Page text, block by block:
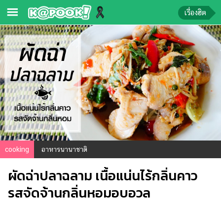
ข่าว-
ความ
รู้
ข่าว
ข่าว
บันเทิง
ตรวจ
หวย
ผล
บอล
สด
เรื่องฮิต
cooking อาหารนานาชาติ
ผัดฉ่าปลาฉลาม เนื้อแน่นไร้กลิ่นคาว
รสจัดจ้านกลิ่นหอมอบอวล